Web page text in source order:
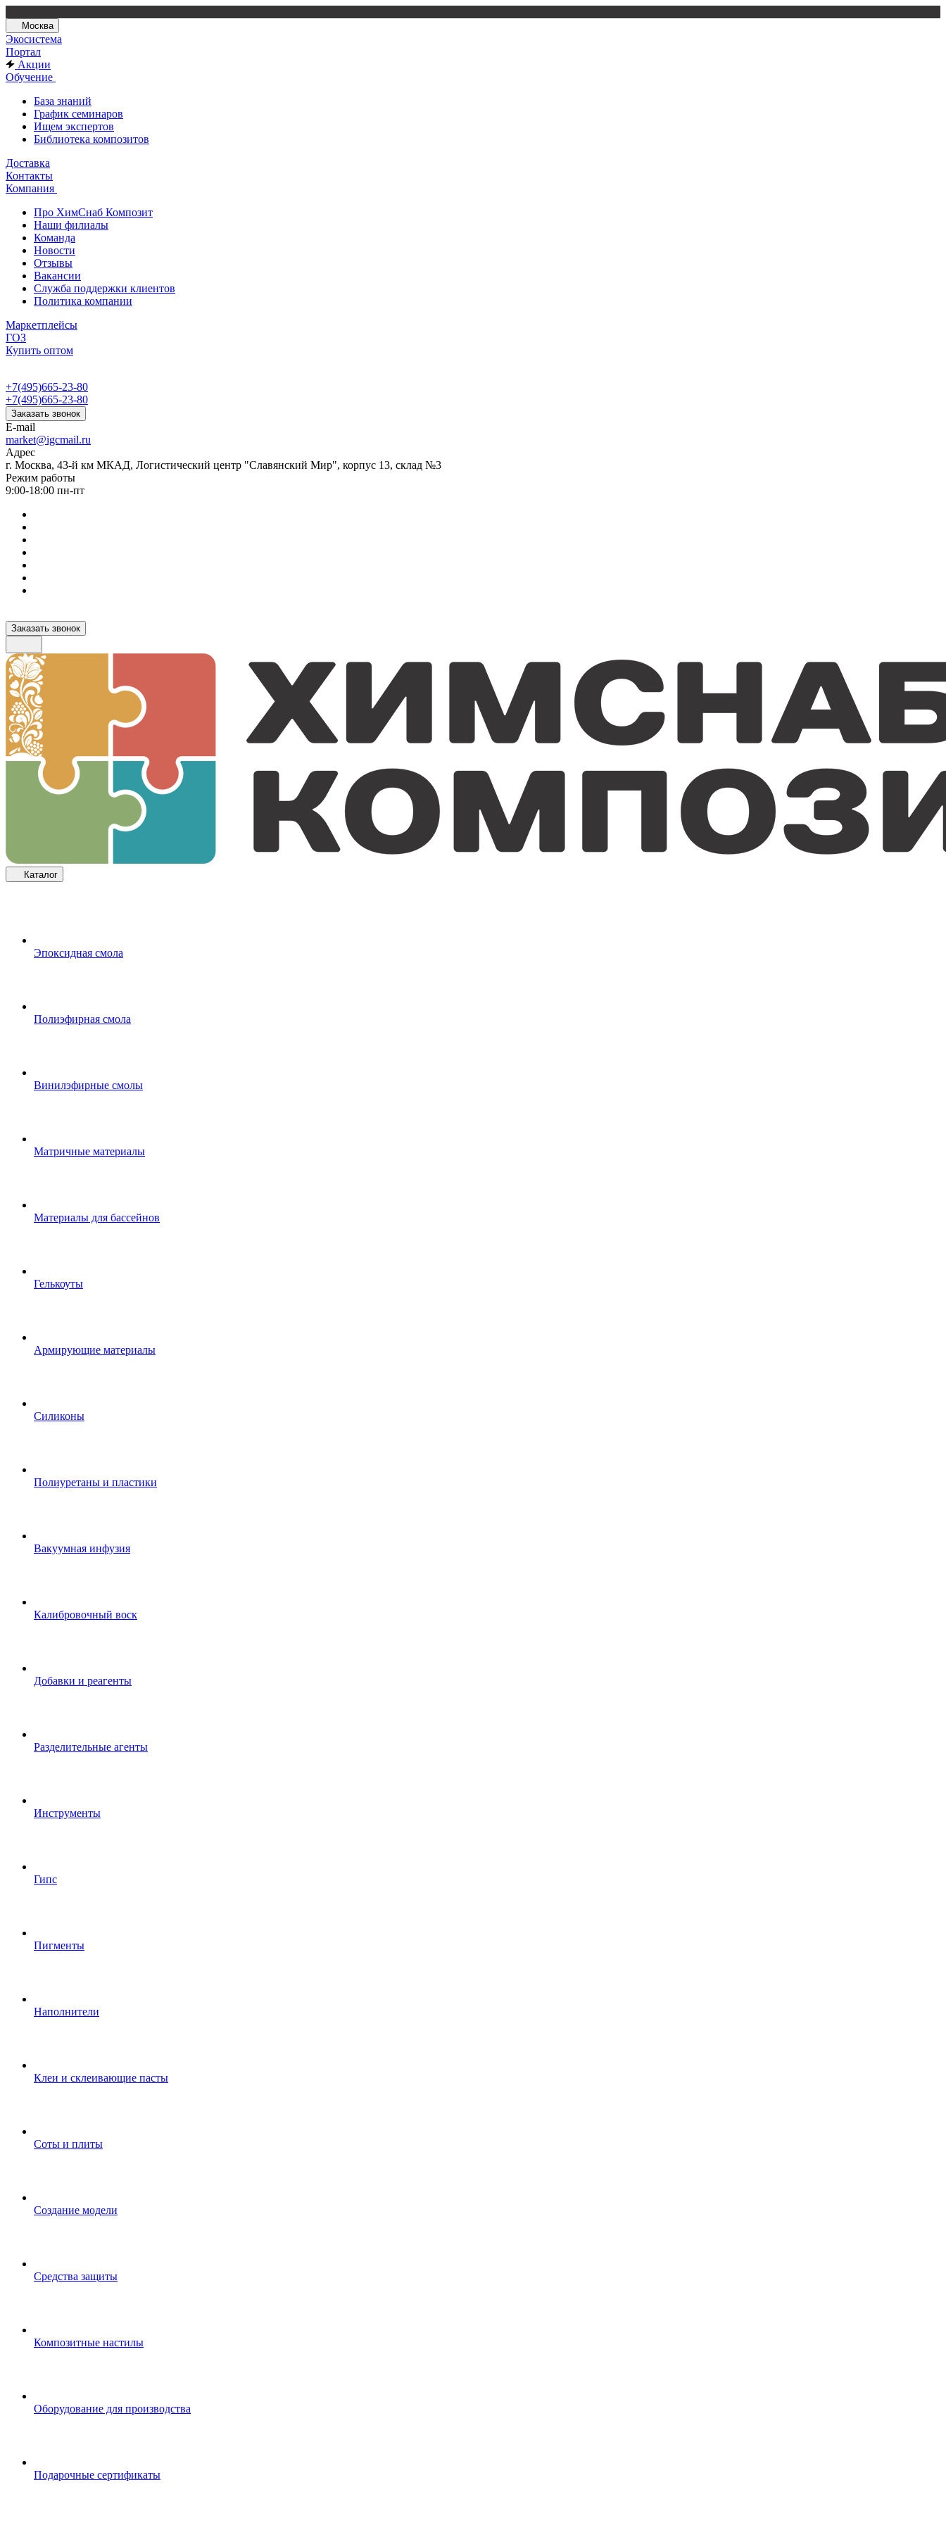
Москва
Экосистема
Портал
Акции
Обучение
База знаний
График семинаров
Ищем экспертов
Библиотека композитов
Доставка
Контакты
Компания
Про ХимСнаб Композит
Наши филиалы
Команда
Новости
Отзывы
Вакансии
Служба поддержки клиентов
Политика компании
Маркетплейсы
ГОЗ
Купить оптом
+7(495)665-23-80
+7(495)665-23-80
Заказать звонок
E-mail
market@igcmail.ru
Адрес
г. Москва, 43-й км МКАД, Логистический центр "Славянский Мир", корпус 13, склад №3
Режим работы
9:00-18:00 пн-пт
Заказать звонок
Каталог
Эпоксидная смола
Полиэфирная смола
Винилэфирные смолы
Матричные материалы
Материалы для бассейнов
Гелькоуты
Армирующие материалы
Силиконы
Полиуретаны и пластики
Вакуумная инфузия
Калибровочный воск
Добавки и реагенты
Разделительные агенты
Инструменты
Гипс
Пигменты
Наполнители
Клеи и склеивающие пасты
Соты и плиты
Создание модели
Средства защиты
Композитные настилы
Оборудование для производства
Подарочные сертификаты